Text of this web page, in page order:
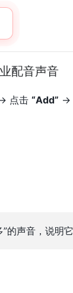
配音声音
点击 “Add” →
的声音，说明